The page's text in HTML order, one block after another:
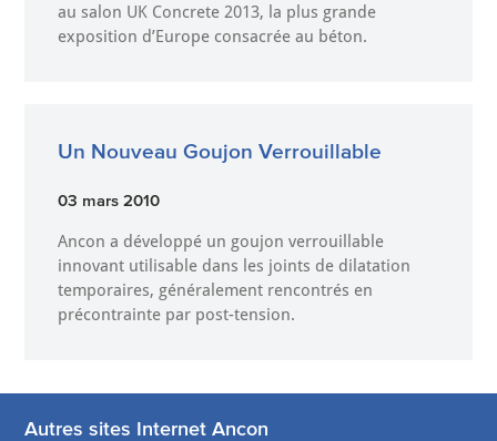
au salon UK Concrete 2013, la plus grande
exposition d’Europe consacrée au béton.
Un Nouveau Goujon Verrouillable
03 mars 2010
Ancon a développé un goujon verrouillable
innovant utilisable dans les joints de dilatation
temporaires, généralement rencontrés en
précontrainte par post-tension.
Autres sites Internet Ancon